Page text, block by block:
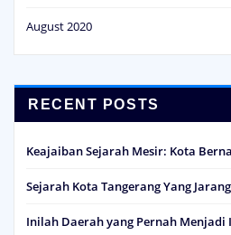
August 2020
RECENT POSTS
Keajaiban Sejarah Mesir: Kota
Sejarah Kota Tangerang Yang
Inilah Daerah yang Pernah Menjadi